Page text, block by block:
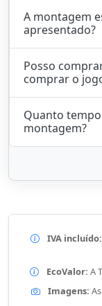
A montagem
apresentado?
Posso
comprar o
Quanto
montagem?
IVA incluído:
EcoValor: A
Imagens: